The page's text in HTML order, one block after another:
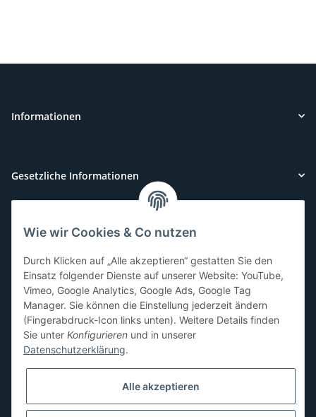
Informationen
Gesetzliche Informationen
Kundenservice
Sie benötigen Hilfe oder haben Fragen?
071-5355993
service@beamerlampe24.ch
Sicher Einkaufen
Wie wir Cookies & Co nutzen
Durch Klicken auf „Alle akzeptieren“ gestatten Sie den
Einsatz folgender Dienste auf unserer Website: YouTube,
Vimeo, Google Analytics, Google Ads, Google Tag
Manager. Sie können die Einstellung jederzeit ändern
(Fingerabdruck-Icon links unten). Weitere Details finden
Sie unter Konfigurieren und in unserer
Datenschutzerklärung.
Alle akzeptieren